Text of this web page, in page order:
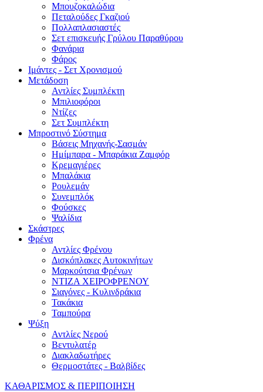
Μπουζοκαλώδια
Πεταλούδες Γκαζιού
Πολλαπλασιαστές
Σετ επισκευής Γρύλου Παραθύρου
Φανάρια
Φάρος
Ιμάντες - Σετ Χρονισμού
Μετάδοση
Αντλίες Συμπλέκτη
Μπιλιοφόροι
Ντίζες
Σετ Συμπλέκτη
Μπροστινό Σύστημα
Βάσεις Μηχανής-Σασμάν
Ημίμπαρα - Μπαράκια Ζαμφόρ
Κρεμαγιέρες
Μπαλάκια
Ρουλεμάν
Συνεμπλόκ
Φούσκες
Ψαλίδια
Σκάστρες
Φρένα
Αντλίες Φρένου
Δισκόπλακες Αυτοκινήτων
Μαρκούτσια Φρένων
ΝΤΙΖΑ ΧΕΙΡΟΦΡΕΝΟΥ
Σιαγόνες - Κυλινδράκια
Τακάκια
Ταμπούρα
Ψύξη
Αντλίες Νερού
Βεντυλατέρ
Διακλαδωτήρες
Θερμοστάτες - Βαλβίδες
ΚΑΘΑΡΙΣΜΟΣ & ΠΕΡΙΠΟΙΗΣΗ